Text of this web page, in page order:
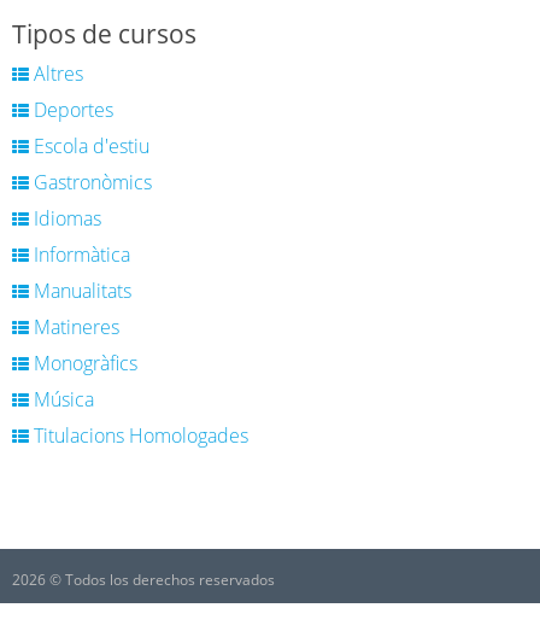
Tipos de cursos
Altres
Deportes
Escola d'estiu
Gastronòmics
Idiomas
Informàtica
Manualitats
Matineres
Monogràfics
Música
Titulacions Homologades
2026 © Todos los derechos reservados